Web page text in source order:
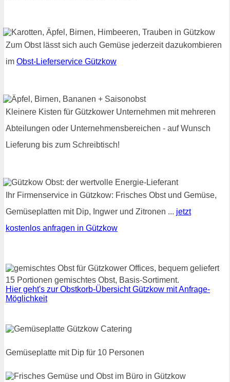
Zum Obst lässt sich auch Gemüse jederzeit dazukombieren
im Obst-Lieferservice Gützkow
Kleinere Kisten für Gützkower Unternehmen mit mehreren
Abteilungen oder Unternehmensbereichen - auf Wunsch
Lieferung bis zum Schreibtisch!
Ihr Firmenservice in Gützkow: Frisches Obst und Gemüse,
Gemüseplatten mit Dip, Ingwer und Zitronen ... jetzt
kostenlos anfragen in Gützkow
15 Portionen gemischtes Obst, Basis-Sortiment.
Hier geht's zur Obstkorb-Übersicht Gützkow mit Anfrage-
Möglichkeit
Gemüseplatte mit Dip für 10 Personen